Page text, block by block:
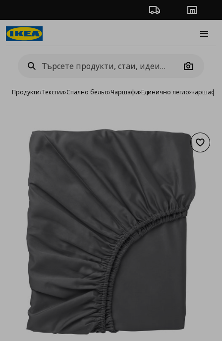
Проследяване на
Camera
Продукти›Текстил›Спално бельо›Чаршафи›Единично легло›чаршаф с